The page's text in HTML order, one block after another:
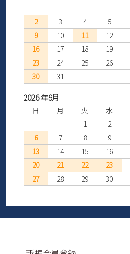
2
3 4 5
9
10 11 12
16
17 18 19
23
24 25 26
30
31
2026 年9月
日 月 火 水
1
2
6
7 8 9
13
14 15 16
20
21 22 23
27
28 29 30